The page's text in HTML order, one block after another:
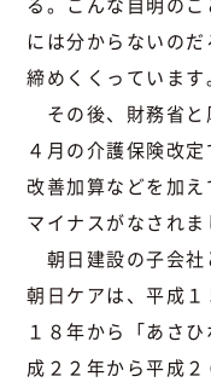
には分からないの
締めくくっています
その後、財務省と
４月の介護保険改
改善加算などを加
マイナスがなされま
朝日建設の子会社
朝日ケアは、平成
１８年から「あさ
成２２年から平成